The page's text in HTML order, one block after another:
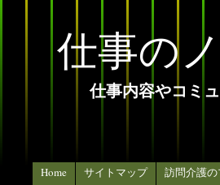
仕事の
仕事内容やコミ
Home サイトマップ
訪問介護